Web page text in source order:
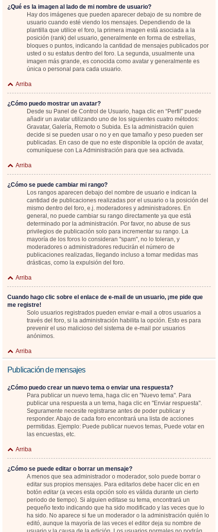
¿Qué es la imagen al lado de mi nombre de usuario?
Hay dos imágenes que pueden aparecer debajo de su nombre de
usuario cuando esté viendo los mensajes. Dependiendo de la
plantilla que utilice el foro, la primera imagen está asociada a la
posición (rank) del usuario, generalmente en forma de estrellas,
bloques o puntos, indicando la cantidad de mensajes publicados por
usted o su estatus dentro del foro. La segunda, usualmente una
imagen más grande, es conocida como avatar y generalmente es
única o personal para cada usuario.
Arriba
¿Cómo puedo mostrar un avatar?
Desde su Panel de Control de Usuario, haga clic en “Perfil” puede
añadir un avatar utilizando uno de los siguientes cuatro métodos:
Gravatar, Galería, Remoto o Subida. Es la administración quien
decide si se pueden usar o no y en que tamaño y peso pueden ser
publicadas. En caso de que no este disponible la opción de avatar,
comuníquese con La Administración para que sea activada.
Arriba
¿Cómo se puede cambiar mi rango?
Los rangos aparecen debajo del nombre de usuario e indican la
cantidad de publicaciones realizadas por el usuario o la posición del
mismo dentro del foro, e.j. moderadores y administradores. En
general, no puede cambiar su rango directamente ya que está
determinado por la administración. Por favor, no abuse de sus
privilegios de publicación solo para incrementar su rango. La
mayoría de los foros lo consideran "spam", no lo toleran, y
moderadores o administradores reducirán el número de
publicaciones realizadas, llegando incluso a tomar medidas mas
drásticas, como la expulsión del foro.
Arriba
Cuando hago clic sobre el enlace de e-mail de un usuario, ¡me pide que
me registre!
Solo usuarios registrados pueden enviar e-mail a otros usuarios a
través del foro, si la administración habilita la opción. Esto es para
prevenir el uso malicioso del sistema de e-mail por usuarios
anónimos.
Arriba
Publicación de mensajes
¿Cómo puedo crear un nuevo tema o enviar una respuesta?
Para publicar un nuevo tema, haga clic en "Nuevo tema". Para
publicar una respuesta a un tema, haga clic en "Enviar respuesta".
Seguramente necesite registrarse antes de poder publicar y
responder. Abajo de cada foro encontrará una lista de acciones
permitidas. Ejemplo: Puede publicar nuevos temas, Puede votar en
las encuestas, etc.
Arriba
¿Cómo se puede editar o borrar un mensaje?
A menos que sea administrador o moderador, solo puede borrar o
editar sus propios mensajes. Para editarlos debe hacer clic en en
botón editar(a veces esta opción solo es válida durante un cierto
periodo de tiempo). Si alguien editase su tema, encontrará un
pequeño texto indicando que ha sido modificado y las veces que lo
ha sido. No aparece si fue un moderador o la administración quién lo
editó, aunque la mayoría de las veces el editor deja su nombre de